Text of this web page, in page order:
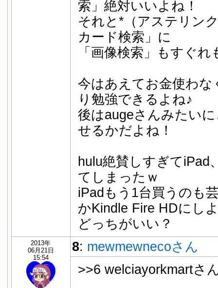
索」絶対いいよね！
それと*（アステリン
カード検索」に
「画像検索」もすぐ
今はあえてお金使わ
り勉強できるよね♪
後はaugeさんみたい
せるかだよね！
hulu絶賛しすぎてiPad
てしまったｗ
iPadもう1台買うのも
かKindle Fire HDにし
どっちがいい？
2013年
06月21日
15:54
8: mewmewnecoさん
>>6 welciayorkmartさ